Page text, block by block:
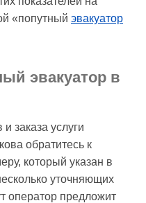
«попутный эвакуатор
эвакуатор в
заказа услуги
обратитесь к
который указан в
уточняющих
оператор предложит